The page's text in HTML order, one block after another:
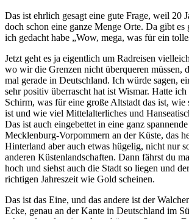
Das ist ehrlich gesagt eine gute Frage, weil 20
doch schon eine ganze Menge Orte. Da gibt es
ich gedacht habe „Wow, mega, was für ein
Jetzt geht es ja eigentlich um Radreisen
wo wir die Grenzen nicht überqueren müssen,
mal gerade in Deutschland. Ich würde sagen,
sehr positiv überrascht hat ist Wismar. Hatte
Schirm, was für eine große Altstadt das ist, wie
ist und wie viel Mittelalterliches und
Das ist auch eingebettet in eine ganz
Mecklenburg-Vorpommern an der Küste, das
Hinterland aber auch etwas hügelig, nicht nur
anderen Küstenlandschaften. Dann fährst du
hoch und siehst auch die Stadt so liegen und
richtigen Jahreszeit wie Gold scheinen.
Das ist das Eine, und das andere ist der
Ecke, genau an der Kante in Deutschland im